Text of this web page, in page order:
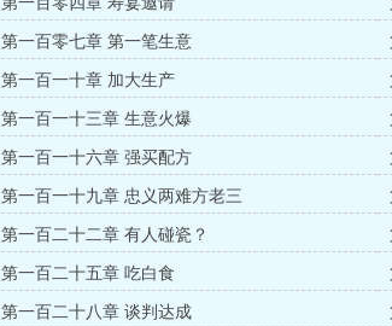
第一百零七章 第一笔生意
第一百一十章 加大生产
第一百一十三章 生意火爆
第一百一十六章 强买配方
第一百一十九章 忠义两难方老三
第一百二十二章 有人碰瓷？
第一百二十五章 吃白食
第一百二十八章 谈判达成